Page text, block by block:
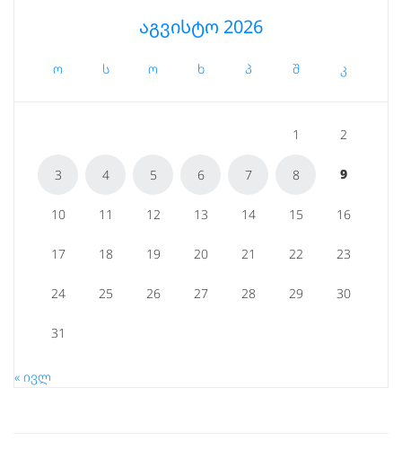
აგვისტო 2026
ო ს ო ხ პ შ კ
1 2
3 4 5 6 7 8 9
10 11 12 13 14 15 16
17 18 19 20 21 22 23
24 25 26 27 28 29 30
31
« ივლ